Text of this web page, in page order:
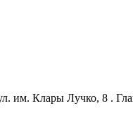
им. Клары Лучко, 8 .